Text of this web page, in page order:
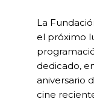
La
el próximo
dedicado,
aniversario
cine